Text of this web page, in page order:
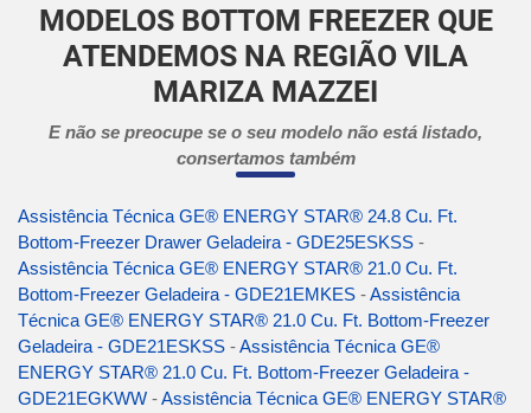
MODELOS BOTTOM FREEZER QUE
ATENDEMOS NA REGIÃO VILA
MARIZA MAZZEI
E não se preocupe se o seu modelo não está listado,
consertamos também
Assistência Técnica GE® ENERGY STAR® 24.8 Cu. Ft.
Bottom-Freezer Drawer Geladeira - GDE25ESKSS -
Assistência Técnica GE® ENERGY STAR® 21.0 Cu. Ft.
Bottom-Freezer Geladeira - GDE21EMKES -Assistência
Técnica GE® ENERGY STAR® 21.0 Cu. Ft. Bottom-Freezer
Geladeira - GDE21ESKSS -Assistência Técnica GE®
ENERGY STAR® 21.0 Cu. Ft. Bottom-Freezer Geladeira -
GDE21EGKWW -Assistência Técnica GE® ENERGY STAR®